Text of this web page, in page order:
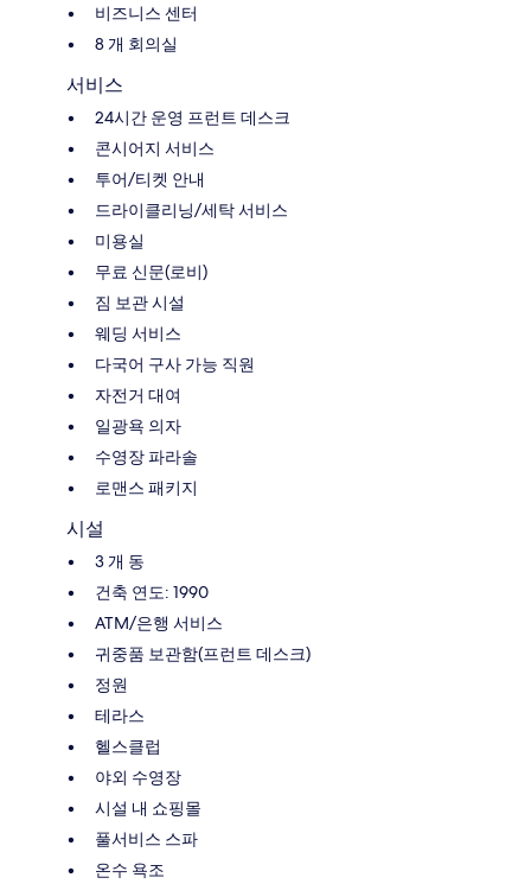
비즈니스 센터
8 개 회의실
서비스
24시간 운영 프런트 데스크
콘시어지 서비스
투어/티켓 안내
드라이클리닝/세탁 서비스
미용실
무료 신문(로비)
짐 보관 시설
웨딩 서비스
다국어 구사 가능 직원
자전거 대여
일광욕 의자
수영장 파라솔
로맨스 패키지
시설
3 개 동
건축 연도: 1990
ATM/은행 서비스
귀중품 보관함(프런트 데스크)
정원
테라스
헬스클럽
야외 수영장
시설 내 쇼핑몰
풀서비스 스파
온수 욕조